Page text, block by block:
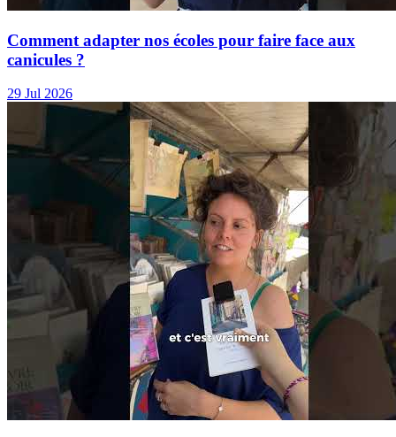
Comment adapter nos écoles pour faire face aux
canicules ?
29 Jul 2026